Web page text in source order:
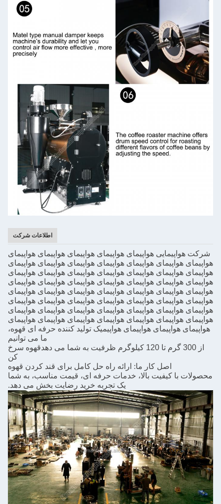
اطلاعات شرکت
شرکت هواپیمایی هواپیمای هواپیمای هواپیمای هواپیمای هواپیمای
هواپیمای هواپیمای هواپیمای هواپیمای هواپیمای هواپیمای هواپیمای
هواپیمای هواپیمای هواپیمای هواپیمای هواپیمای هواپیمای هواپیمای
هواپیمای هواپیمای هواپیمای هواپیمای هواپیمای هواپیمای هواپیمای
هواپیمای هواپیمای هواپیمای هواپیمای هواپیمای هواپیمای هواپیمای
هواپیمای هواپیمای هواپیمای هواپیمای هواپیمای هواپیمای هواپیمای
هواپیمای هواپیمای هواپیمای هواپیمای هواپیمای هواپیمای هواپیمای
هواپیمای هواپیمای هواپیمای هواپیمای هواپیمای هواپیمای هواپیمای
هواپیمای هواپیمای هواپیمای هواپیمیک تولید کننده حرفه ای قهوه،
ما می توانیم
از 300 گرم تا 120 کیلوگرم ظرفیت به شما می دهد
قهوه سرخ
کن
اصل کار ما: ارائه راه حل کامل برای قند کردن قهوه
محصولات با کیفیت بالا، خدمات حرفه ای، قیمت مناسب، به شما
یک تجربه خرید رضایت بخش می دهد.